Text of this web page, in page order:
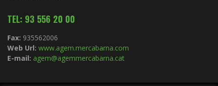
TEL: 93 556 20 00
Fax: 935562006
Web Url: www.agem.mercabarna.com
E-mail: agem@agemmercabarna.cat